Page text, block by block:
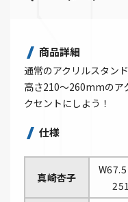
商品詳細
通常のアクリルスタン
高さ210～260mmのア
クセントにしよう！
仕様
真崎杏子
251